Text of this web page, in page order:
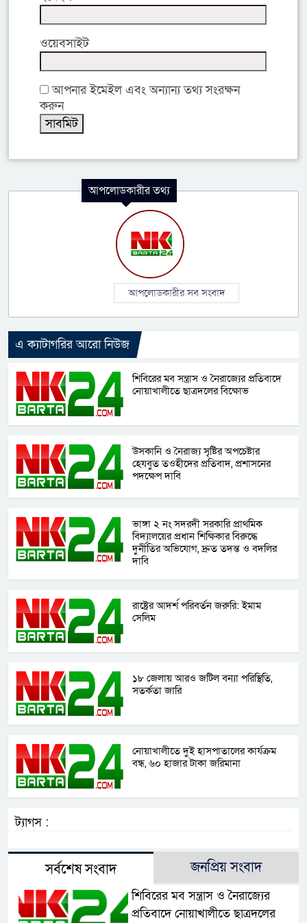
ওয়েবসাইট
আপনার ইমেইল এবং অন্যান্য তথ্য সংরক্ষন
করুন
আপলোডকারীর তথ্য
আপলোডকারীর সব সংবাদ
এ ক্যাটাগরির আরো নিউজ
শিবিরের মব সন্ত্রাস ও নৈরাজ্যের প্রতিবাদে
নোয়াখালীতে ছাত্রদলের বিক্ষোভ
উসকানি ও নৈরাজ্য সৃষ্টির অপচেষ্টার
হেযবুত তওহীদের প্রতিবাদ, প্রশাসনের
পদক্ষেপ দাবি
ভাঙ্গা ২ নং সদরদী সরকারি প্রাথমিক
বিদ্যালয়ের প্রধান শিক্ষিকার বিরুদ্ধে
দুর্নীতির অভিযোগ, দ্রুত তদন্ত ও বদলির
দাবি
রাষ্ট্রের আদর্শ পরিবর্তন জরুরি: ইমাম
সেলিম
১৮ জেলায় আরও জটিল বন্যা পরিস্থিতি,
সতর্কতা জারি
নোয়াখালীতে দুই হাসপাতালের কার্যক্রম
বন্ধ, ৬০ হাজার টাকা জরিমানা
ট্যাগস :
সর্বশেষ সংবাদ জনপ্রিয় সংবাদ
শিবিরের মব সন্ত্রাস ও নৈরাজ্যের
প্রতিবাদে নোয়াখালীতে ছাত্রদলের